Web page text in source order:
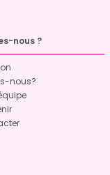
nous ?
nous?